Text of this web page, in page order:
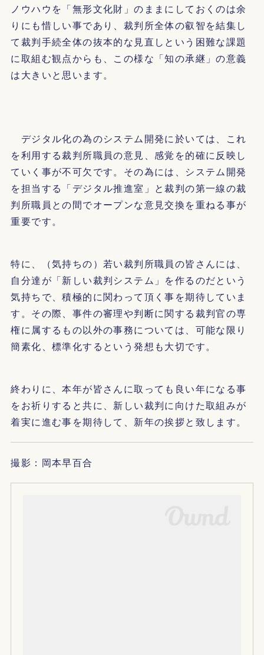
ノウハウを「無形文化財」のままにしておくのは余
りにも惜しい事であり、裁判所全体の叡智を結集し
て裁判手続全体の抜本的な見直しという困難な課題
に取組む観点からも、この様な「知の承継」の意義
は大きいと思います。
デジタル化の為のシステム開発に於いては、これ
を利用する裁判所職員の意見、感覚を的確に反映し
ていく事が不可欠です。その為には、システム開発
を担当する「デジタル推進室」と裁判の第一線の裁
判所職員との間でオープンな意見交換を重ねる事が
重要です。
特に、（気持ちの）若い裁判所職員の皆さんには、
自分達が「新しい裁判システム」を作るのだという
気持ちで、積極的に関わって頂く事を期待していま
す。その際、事件の審理や判断に関する裁判官の専
権に属するもの以外の事務については、可能な限り
簡素化、標準化するという発想も大切です。
終わりに、本年が皆さんに取っても良い年になる事
をお祈りすると共に、新しい裁判に向けた取組みが
着実に進む事を期待して、新年の挨拶と致します。
撮影：岡本早百合